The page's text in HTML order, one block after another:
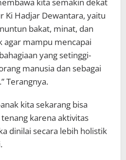
Ki Hadjar Dewantara, yaitu
bakat, minat, dan
agar mampu mencapai
yang setinggi-
manusia dan sebagai
Terangnya.
kita sekarang bisa
karena aktivitas
dinilai secara lebih holistik